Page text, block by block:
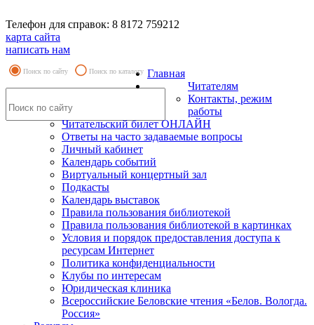
Телефон для справок: 8 8172 759212
карта сайта
написать нам
Поиск по сайту Поиск по каталогу Главная
Читателям
Контакты, режим
работы
Читательский билет ОНЛАЙН
Ответы на часто задаваемые вопросы
Личный кабинет
Календарь событий
Виртуальный концертный зал
Подкасты
Календарь выставок
Правила пользования библиотекой
Правила пользования библиотекой в картинках
Условия и порядок предоставления доступа к
ресурсам Интернет
Политика конфиденциальности
Клубы по интересам
Юридическая клиника
Всероссийские Беловские чтения «Белов. Вологда.
Россия»